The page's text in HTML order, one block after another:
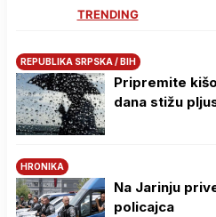
TRENDING
REPUBLIKA SRPSKA / BIH
Pripremite
dana stižu
HRONIKA
Na Јarinju
policajca